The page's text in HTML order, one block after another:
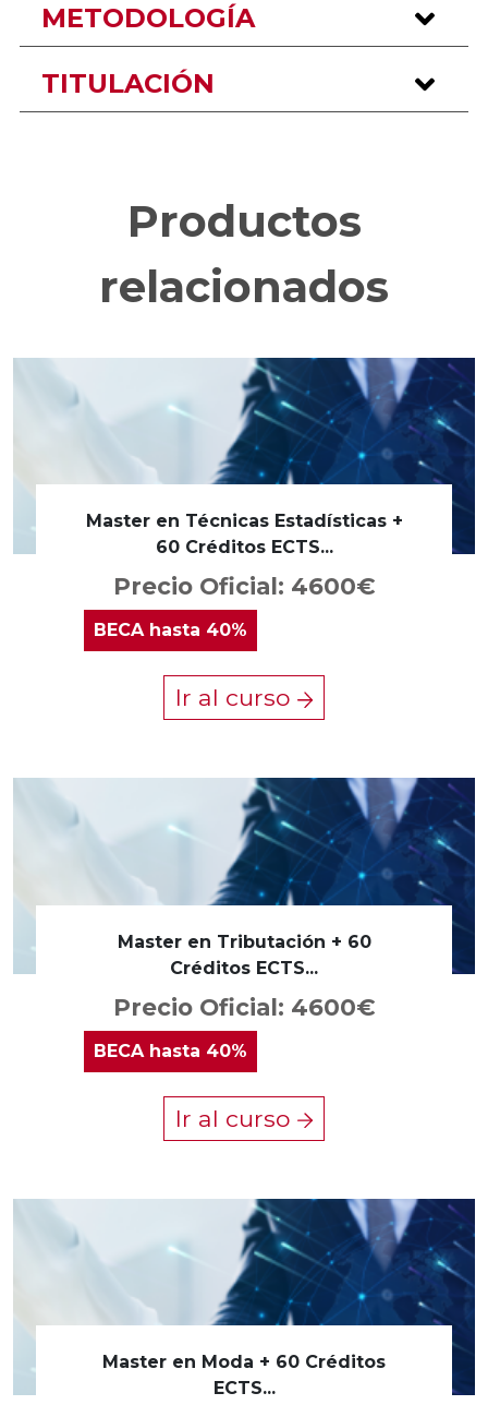
METODOLOGÍA
TITULACIÓN
Productos
relacionados
Master en Técnicas Estadísticas +
60 Créditos ECTS...
Precio Oficial: 4600€
BECAhasta 40%
Ir al curso
Master en Tributación + 60
Créditos ECTS...
Precio Oficial: 4600€
BECA hasta 40%
Ir al curso
Master en Moda + 60 Créditos
ECTS...